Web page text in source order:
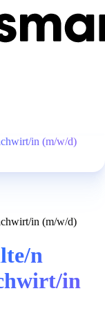
in (m/w/d)
in (m/w/d)
n
in